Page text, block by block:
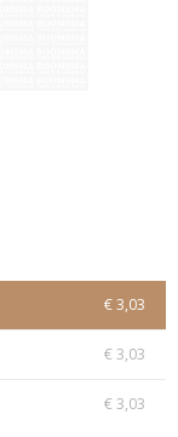
€ 3,03
€ 3,03
€ 3,03